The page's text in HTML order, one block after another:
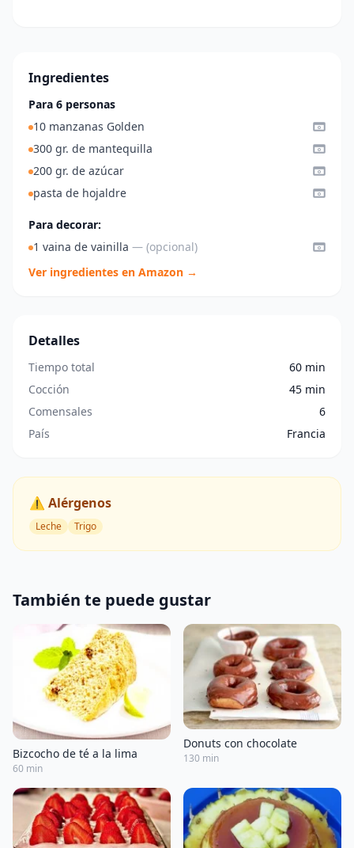
Ingredientes
Para 6 personas
10 manzanas Golden
300 gr. de mantequilla
200 gr. de azúcar
pasta de hojaldre
Para decorar:
1 vaina de vainilla — (opcional)
Ver ingredientes en Amazon →
Detalles
Tiempo total
60 min
Cocción
45 min
Comensales
6
País
Francia
⚠️ Alérgenos
Leche Trigo
También te puede gustar
Bizcocho de té a la lima
60 min
Donuts con chocolate
130 min